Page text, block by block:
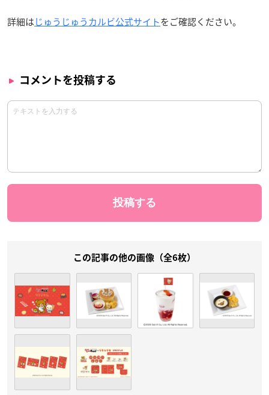
詳細はじゅうじゅうカルビ公式サイトをご確認ください。
コメントを投稿する
この記事の他の画像（全6枚）